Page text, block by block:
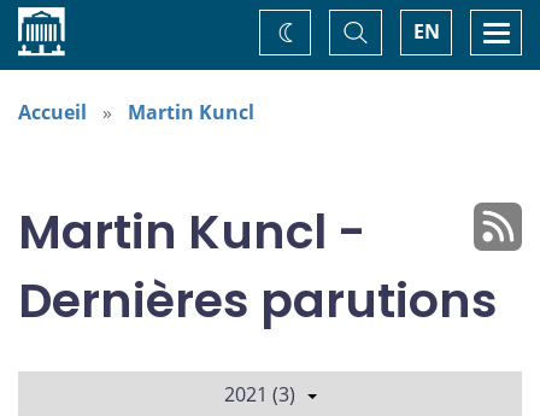
Accueil EN
Basculer
la
recherche
Changez
de
Accueil Martin Kuncl
Martin Kuncl -
Dernières parutions
2021 (3)